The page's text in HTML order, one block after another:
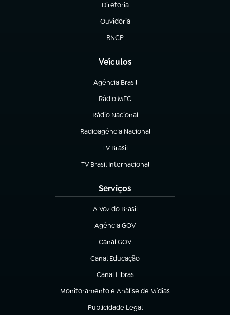
Diretoria
(abre em nova aba)
Ouvidoria
(abre em nova aba)
RNCP
(abre em nova aba)
Veículos
Agência Brasil
(abre em nova aba)
Rádio MEC
(abre em nova aba)
Rádio Nacional
Radioagência Nacional
(abre em nova aba)
TV Brasil
(abre em nova aba)
TV Brasil Internacional
(abre em nova aba)
Serviços
A Voz do Brasil
(abre em nova aba)
Agência GOV
(abre em nova aba)
Canal GOV
(abre em nova aba)
Canal Educação
(abre em nova aba)
Canal Libras
(abre em nova aba)
Monitoramento e Análise de Mídias
(abre em nova aba)
Publicidade Legal
(abre em nova aba)